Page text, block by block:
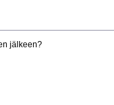
jälkeen?